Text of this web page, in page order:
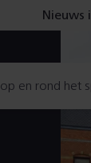
Nieuws
op en rond het